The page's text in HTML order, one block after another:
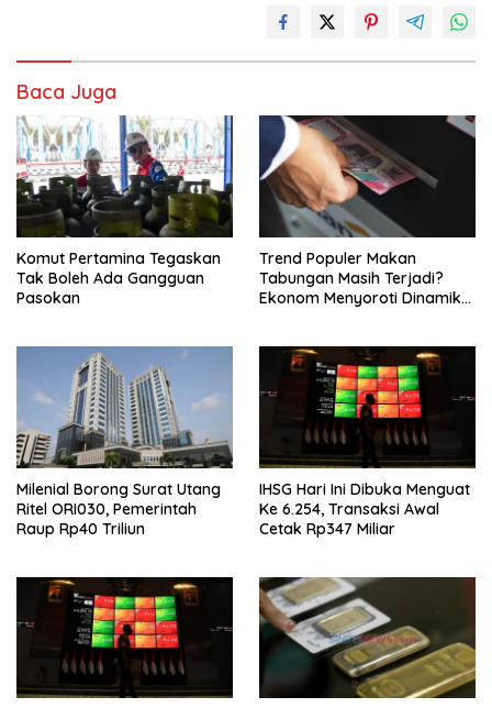
Baca Juga
Komut Pertamina Tegaskan
Tak Boleh Ada Gangguan
Pasokan
Trend Populer Makan
Tabungan Masih Terjadi?
Ekonom Menyoroti Dinamika
Milenial Borong Surat Utang
Ritel ORI030, Pemerintah
Raup Rp40 Triliun
IHSG Hari Ini Dibuka Menguat
Ke 6.254, Transaksi Awal
Cetak Rp347 Miliar